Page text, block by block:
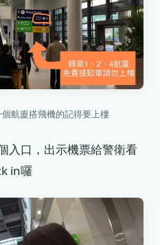
航廈搭飛機的記得要上樓
入口，出示機票給警衛看
in囉